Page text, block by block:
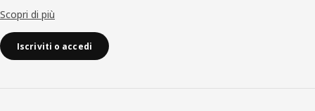
Scopri di più
Iscriviti o accedi